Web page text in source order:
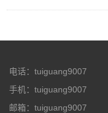
电话：tuiguang9007
手机：tuiguang9007
邮箱：tuiguang9007